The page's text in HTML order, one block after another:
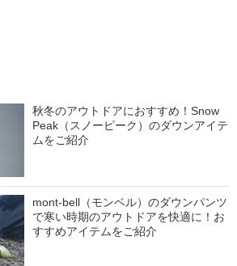
秋冬のアウトドアにおすすめ！Snow
Peak（スノーピーク）のダウンアイテ
ムをご紹介
mont-bell（モンベル）のダウンパンツ
で寒い時期のアウトドアを快適に！お
すすめアイテムをご紹介